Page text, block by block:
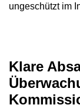
ungeschützt im
Klare